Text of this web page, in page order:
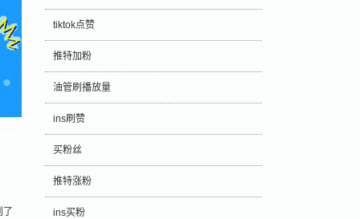
tiktok点赞
推特加粉
油管刷播放量
ins刷赞
买粉丝
推特涨粉
ins买粉